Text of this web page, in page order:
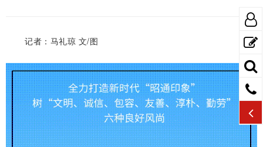
记者：马礼琼 文/图